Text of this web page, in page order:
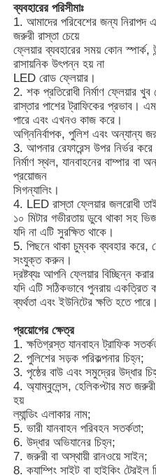
ব্যবহারের পরিসীমাঃ
1. আমাদের পরিবেশের জন্য নিরাপদ
জরুরী রাস্তা চেয়ে
ফ্লেয়ার ব্যবহারের সময় কোন স্পার্ক,
রাসায়নিক উৎপন্ন হয় না
LED রোড ফ্লেয়ার।
2. শক প্রতিরোধী নির্মাণ ফ্লেয়ার
রাস্তার পাশের ট্রাফিকের প্রভাব।
পারে এবং এখনও কাজ করে।
অগ্নিনির্বাপক, পুলিশ এবং অন্যান্য
3. আপনার রেফারেন্স উপর নির্ভর
নির্মাণ স্থল, যানবাহনের বাম্পার বা
প্রয়োজন
সিগন্যালিং।
4. LED রাস্তা ফ্লেয়ার জলরোধী
১০ মিটার গভীরতায় ডুবে থাকা সহ
যদি না এটি সুরক্ষিত থাকে।
5. পিছনে থাকা চুম্বক ব্যবহার করে,
সংযুক্ত করুন।
দ্রষ্টব্যঃ আপনি ফ্লেয়ার বিচ্ছিন্ন
যদি এটি সঠিকভাবে পুনরায় একত্রিত
ব্যর্থতা এবং ইউনিটের ক্ষতি হতে পারে।
প্রয়োগের ক্ষেত্র
1. ক্ষতিগ্রস্ত যানবাহন ট্রাফিক
2. পুলিশের সড়ক পরিকল্পনার চিহ্ন;
3. পৃষ্ঠের বাউ এবং সমুদ্রের উদ্ধার
4. অ্যাম্বুলেন্স, হেলিকপ্টার মত
হয়
ল্যান্ডিং এলাকার নাম;
5. ভারী যানবাহন পরিবহন সতর্কতা;
6. উদ্ধার অভিযানের চিহ্ন;
7. জরুরী বা অস্থায়ী রানওয়ে সাইন;
8. ক্যাম্পিং সাইট বা হাইকিং ট্রেইল